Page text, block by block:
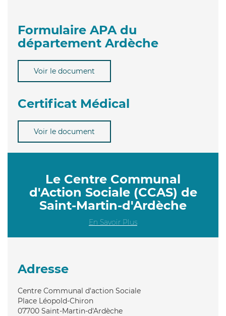
Formulaire APA du
département Ardèche
Voir le document
Certificat Médical
Voir le document
Le Centre Communal
d'Action Sociale (CCAS) de
Saint-Martin-d'Ardèche
En Savoir Plus
Adresse
Centre Communal d'action Sociale
Place Léopold-Chiron
07700 Saint-Martin-d'Ardèche